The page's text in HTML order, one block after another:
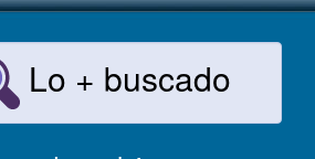
Lo + buscado